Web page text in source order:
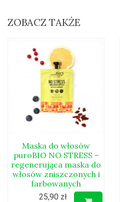
ZOBACZ TAKŻE
Maska do włosów
puroBIO NO STRESS –
regenerująca maska do
włosów zniszczonych i
farbowanych
25,90 zł